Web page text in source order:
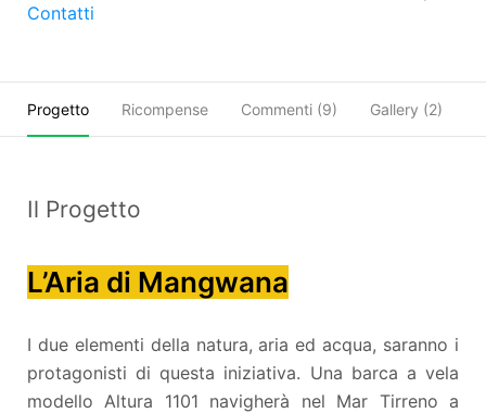
Contatti
Progetto Ricompense Commenti (9) Gallery (2)
Il Progetto
L’Aria di Mangwana
I due elementi della natura, aria ed acqua, saranno i
protagonisti di questa iniziativa. Una barca a vela
modello Altura 1101 navigherà nel Mar Tirreno a